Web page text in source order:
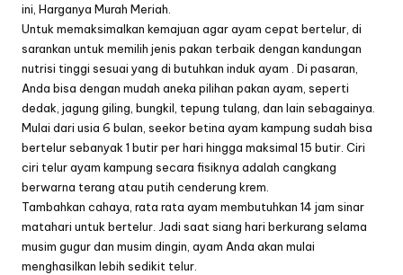
ini, Harganya Murah Meriah.
Untuk memaksimalkan kemajuan agar ayam cepat bertelur, di
sarankan untuk memilih jenis pakan terbaik dengan kandungan
nutrisi tinggi sesuai yang di butuhkan induk ayam . Di pasaran,
Anda bisa dengan mudah aneka pilihan pakan ayam, seperti
dedak, jagung giling, bungkil, tepung tulang, dan lain sebagainya.
Mulai dari usia 6 bulan, seekor betina ayam kampung sudah bisa
bertelur sebanyak 1 butir per hari hingga maksimal 15 butir. Ciri
ciri telur ayam kampung secara fisiknya adalah cangkang
berwarna terang atau putih cenderung krem.
Tambahkan cahaya, rata rata ayam membutuhkan 14 jam sinar
matahari untuk bertelur. Jadi saat siang hari berkurang selama
musim gugur dan musim dingin, ayam Anda akan mulai
menghasilkan lebih sedikit telur.